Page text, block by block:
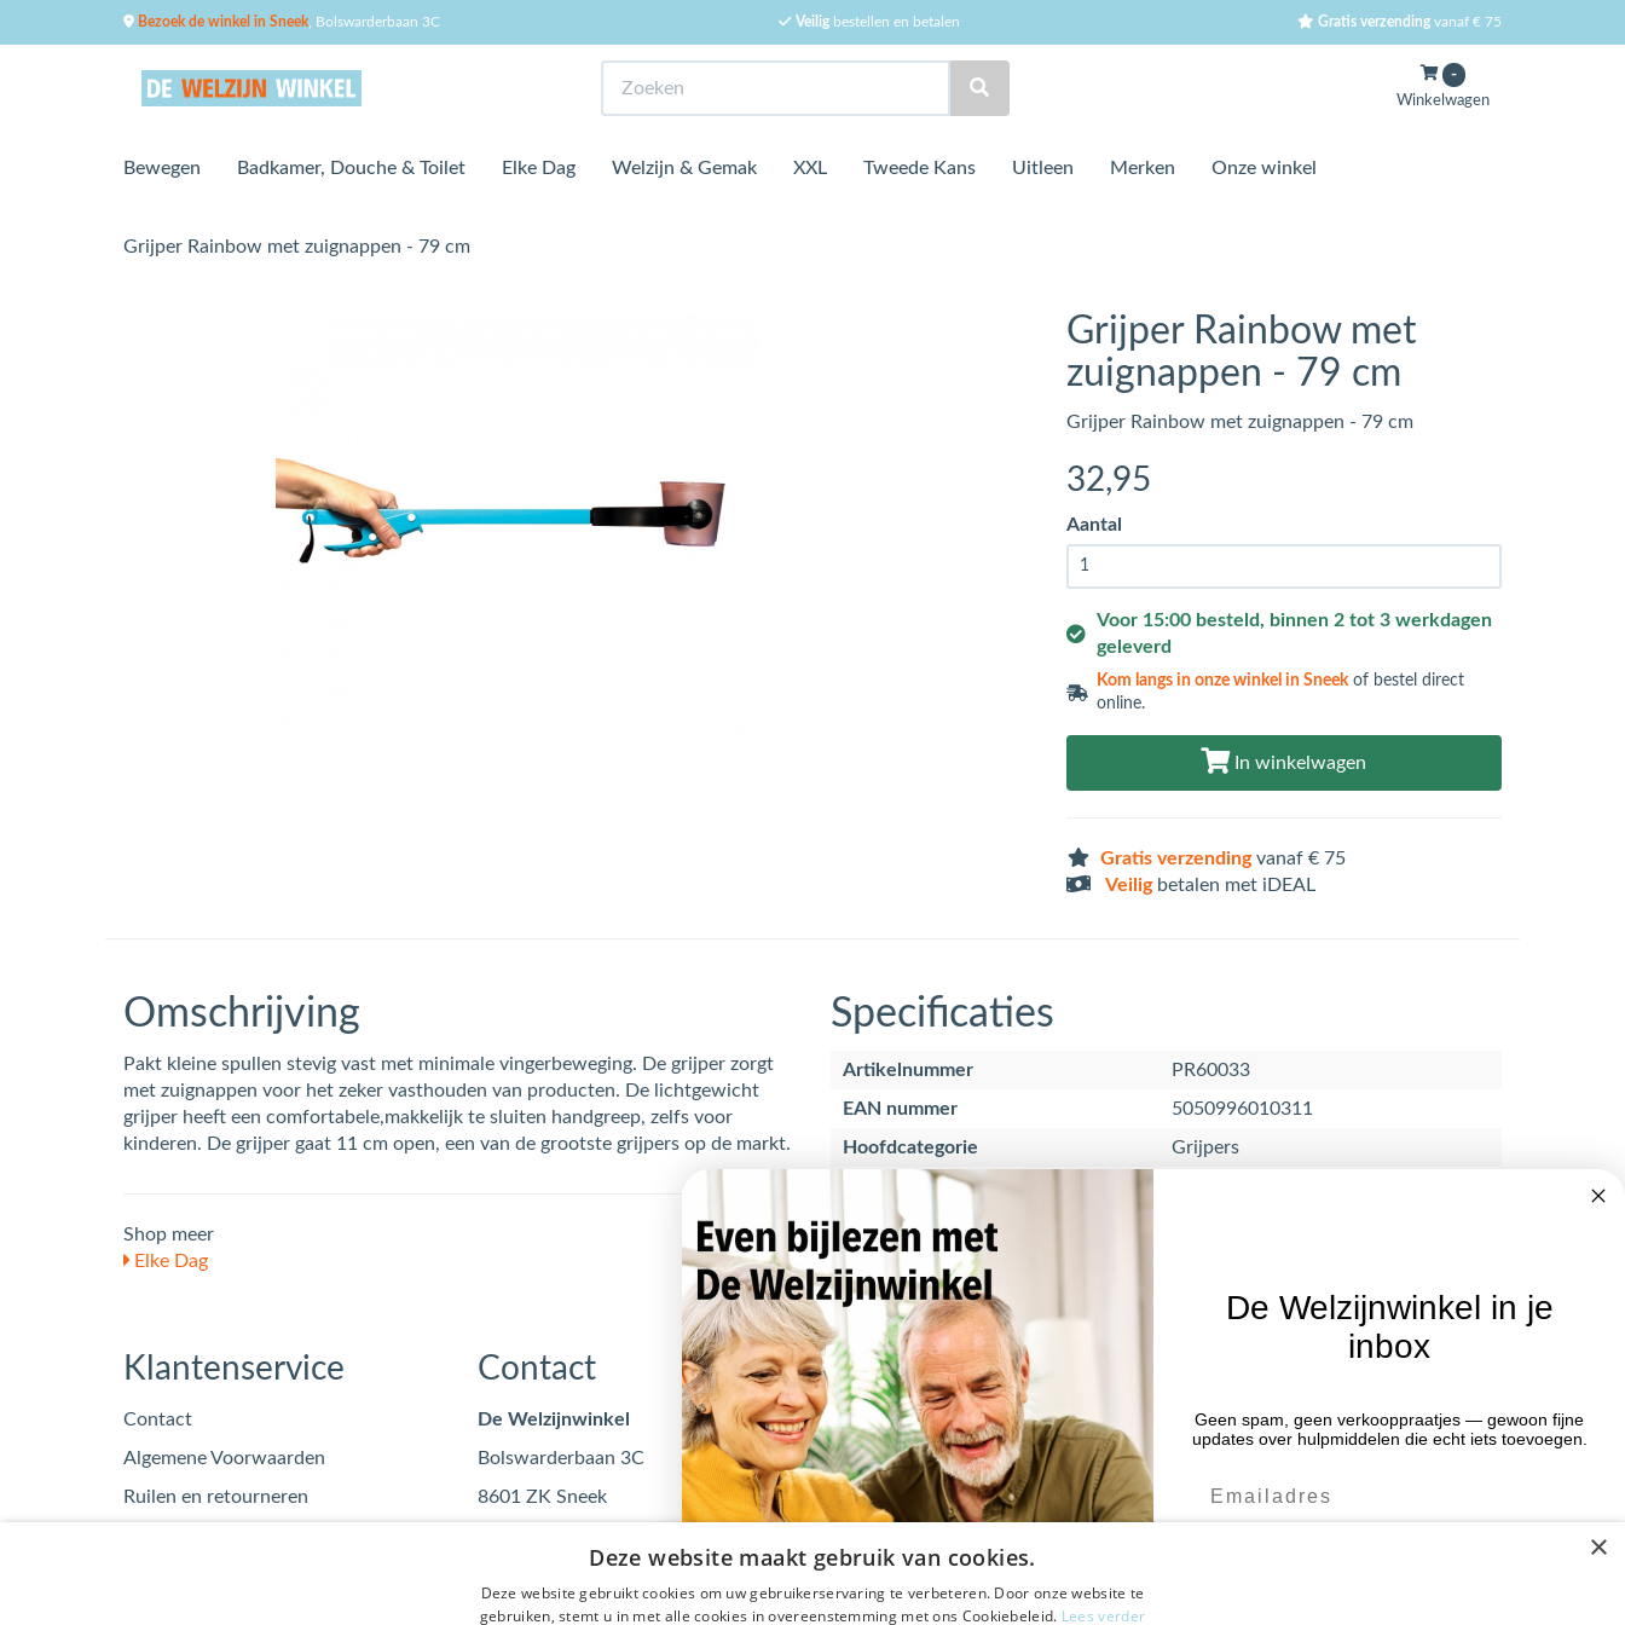
Bezoek de winkel in Sneek , Bolswarderbaan 3C Veiligbestellen en betalen Gratis verzending vanaf € 75
-
Winkelwagen
Bewegen Badkamer, Douche & Toilet Elke Dag Welzijn & Gemak XXL Tweede Kans Uitleen Merken Onze winkel
Grijper Rainbow met zuignappen - 79 cm
Grijper Rainbow met
zuignappen - 79 cm
Grijper Rainbow met zuignappen - 79 cm
32,95
Aantal
Voor 15:00 besteld, binnen 2 tot 3 werkdagen
geleverd
Kom langs in onze winkel in Sneekof bestel direct
online.
In winkelwagen
Gratis verzendingvanaf € 75
Veiligbetalen met iDEAL
Omschrijving
Pakt kleine spullen stevig vast met minimale vingerbeweging. De grijper zorgt
met zuignappen voor het zeker vasthouden van producten. De lichtgewicht
grijper heeft een comfortabele,makkelijk te sluiten handgreep, zelfs voor
kinderen. De grijper gaat 11 cm open, een van de grootste grijpers op de markt.
Specificaties
Artikelnummer
PR60033
EAN nummer
5050996010311
Hoofdcategorie
Grijpers
Shop meer
Elke Dag
Klantenservice
Contact
Algemene Voorwaarden
Ruilen en retourneren
Contact
De Welzijnwinkel
Bolswarderbaan 3C
8601 ZK Sneek
KvK: 70553122
Openingstijden
Maandag 09:00 - 17:00 uur
Dinsdag 09:00 - 17:00 uur
Woensdag 09:00 - 17:00 uur
Vrijdag 09:00 - 17:00 uur
Nieuwsbrief
Blijf op de hoogte van acties en het
voor de nieuwsbrief.
×
Deze website maakt gebruik van cookies.
Deze website gebruikt cookies om uw gebruikerservaring te verbeteren. Door onze website te
gebruiken, stemt u in met alle cookies in overeenstemming met ons Cookiebeleid. Lees verder
De Welzijnwinkel in je
inbox
Geen spam, geen verkooppraatjes — gewoon fijne
updates over hulpmiddelen die echt iets toevoegen.